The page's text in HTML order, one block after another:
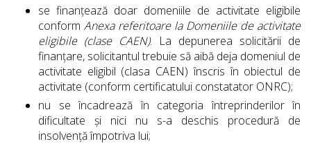
se finanțează doar domeniile de activitate eligibile
conform Anexa referitoare la Domeniile de activitate
eligibile (clase CAEN). La depunerea solicitării de
finanțare, solicitantul trebuie să aibă deja domeniul de
activitate eligibil (clasa CAEN) înscris în obiectul de
activitate (conform certificatului constatator ONRC);
nu se încadrează în categoria întreprinderilor în
dificultate și nici nu s-a deschis procedură de
insolvență împotriva lui;